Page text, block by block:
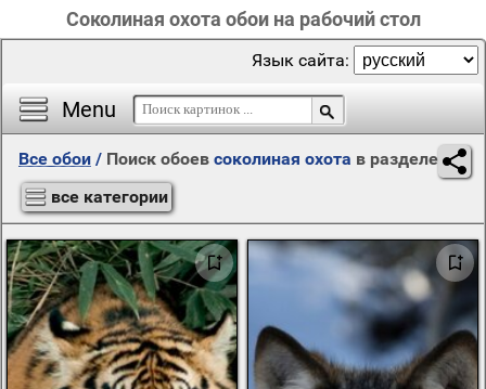
Соколиная охота обои на рабочий стол
Menu
Язык сайта:
Все обои / Поиск обоев соколиная охота в разделе
все категории